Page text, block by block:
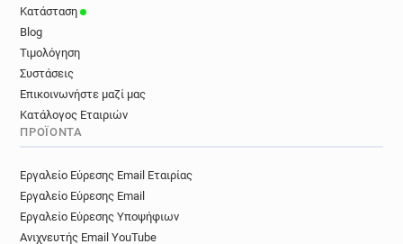
Κατάσταση
Blog
Τιμολόγηση
Συστάσεις
Επικοινωνήστε μαζί μας
Κατάλογος Εταιριών
ΠΡΟΪΌΝΤΑ
Εργαλείο Εύρεσης Email Εταιρίας
Εργαλείο Εύρεσης Email
Εργαλείο Εύρεσης Υποψήφιων
Ανιχνευτής Email YouTube